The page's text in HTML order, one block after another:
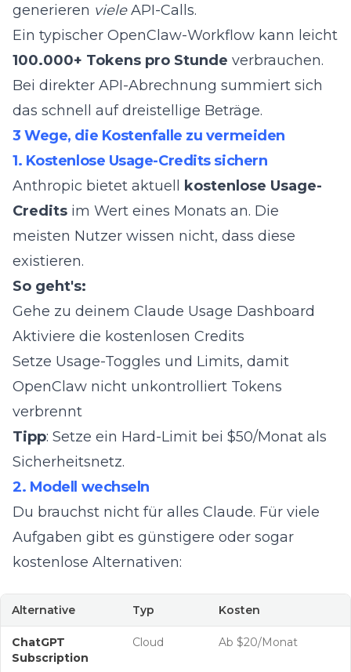
generieren vieleAPI-Calls.
Ein typischer OpenClaw-Workflow kann leicht
100.000+ Tokens pro Stunde verbrauchen.
Bei direkter API-Abrechnung summiert sich
das schnell auf dreistellige Beträge.
3 Wege, die Kostenfalle zu vermeiden
1. Kostenlose Usage-Credits sichern
Anthropic bietet aktuell
kostenlose Usage-
Credits im Wert eines Monats an. Die
meisten Nutzer wissen nicht, dass diese
existieren.
So geht's:
Gehe zu deinem Claude Usage Dashboard
Aktiviere die kostenlosen Credits
Setze Usage-Toggles und Limits, damit
OpenClaw nicht unkontrolliert Tokens
verbrennt
Tipp: Setze ein Hard-Limit bei $50/Monat als
Sicherheitsnetz.
2. Modell wechseln
Du brauchst nicht für alles Claude. Für viele
Aufgaben gibt es günstigere oder sogar
kostenlose Alternativen:
Alternative Typ Kosten
ChatGPT
Subscription
Cloud Ab $20/Monat